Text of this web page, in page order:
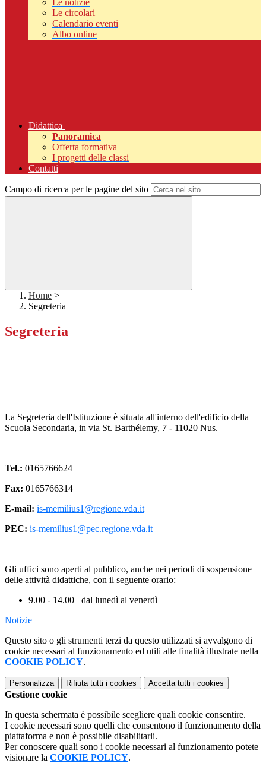
Le notizie
Le circolari
Calendario eventi
Albo online
Didattica
Panoramica
Offerta formativa
I progetti delle classi
Contatti
Campo di ricerca per le pagine del sito
Home >
Segreteria
Segreteria
La Segreteria dell'Istituzione è situata all'interno dell'edificio della
Scuola Secondaria, in via St. Barthélemy, 7 - 11020 Nus.
Tel.: 0165766624
Fax: 0165766314
E-mail: is-memilius1@regione.vda.it
PEC: is-memilius1@pec.regione.vda.it
Gli uffici sono aperti al pubblico, anche nei periodi di sospensione
delle attività didattiche, con il seguente orario:
9.00 - 14.00 dal lunedì al venerdì
Notizie
Questo sito o gli strumenti terzi da questo utilizzati si avvalgono di
cookie necessari al funzionamento ed utili alle finalità illustrate nella
COOKIE POLICY.
Personalizza Rifiuta tutti i cookies Accetta tutti i cookies
Gestione cookie
In questa schermata è possibile scegliere quali cookie consentire.
I cookie necessari sono quelli che consentono il funzionamento della
piattaforma e non è possibile disabilitarli.
Per conoscere quali sono i cookie necessari al funzionamento potete
visionare la COOKIE POLICY.